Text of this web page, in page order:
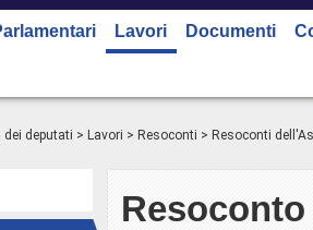
Lavori Documenti
dei deputati > Lavori > Resoconti > Resoconti